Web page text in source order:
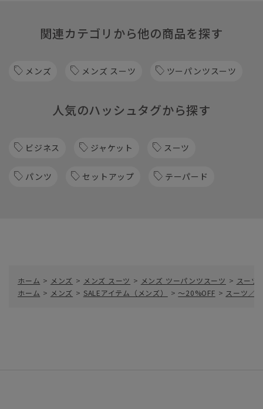
関連カテゴリから他の商品を探す
メンズ メンズ スーツ ツーパンツスーツ
人気のハッシュタグから探す
ビジネス ジャケット スーツ
パンツ セットアップ テーパード
ホーム > メンズ > メンズ スーツ > メンズ ツーパンツスーツ > スーツ
ホーム > メンズ > SALEアイテム（メンズ） > ～20%OFF > スーツ／